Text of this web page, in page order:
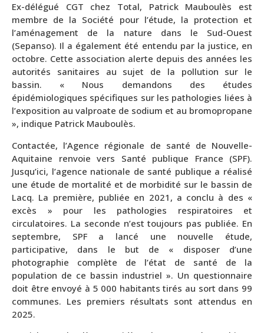
Ex-délégué CGT chez Total, Patrick Mauboulès est
membre de la Société pour l’étude, la protection et
l’aménagement de la nature dans le Sud-Ouest
(Sepanso). Il a également été entendu par la justice, en
octobre. Cette association alerte depuis des années les
autorités sanitaires au sujet de la pollution sur le
bassin. « Nous demandons des études
épidémiologiques spécifiques sur les pathologies liées à
l’exposition au valproate de sodium et au bromopropane
», indique Patrick Mauboulès.
Contactée, l’Agence régionale de santé de Nouvelle-
Aquitaine renvoie vers Santé publique France (SPF).
Jusqu’ici, l’agence nationale de santé publique a réalisé
une étude de mortalité et de morbidité sur le bassin de
Lacq. La première, publiée en 2021, a conclu à des «
excès » pour les pathologies respiratoires et
circulatoires. La seconde n’est toujours pas publiée. En
septembre, SPF a lancé une nouvelle étude,
participative, dans le but de « disposer d’une
photographie complète de l’état de santé de la
population de ce bassin industriel ». Un questionnaire
doit être envoyé à 5 000 habitants tirés au sort dans 99
communes. Les premiers résultats sont attendus en
2025.